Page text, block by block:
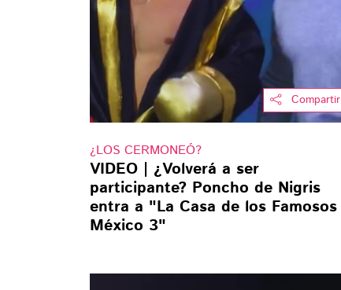
Compartir
¿LOS CERMONEÓ?
VIDEO | ¿Volverá a ser
participante? Poncho de Nigris
entra a "La Casa de los Famosos
México 3"